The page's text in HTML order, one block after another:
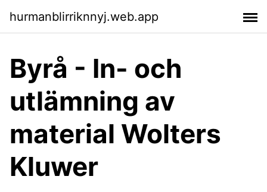
hurmanblirriknnyj.web.app
Byrå - In- och
utlämning av
material Wolters
Kluwer